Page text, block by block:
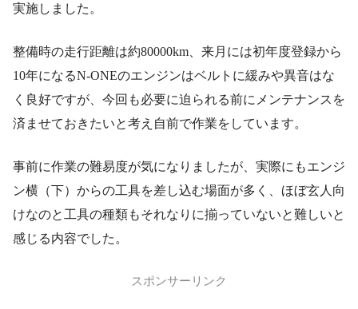
実施しました。
整備時の走行距離は約80000km、来月には初年度登録から
10年になるN-ONEのエンジンはベルトに緩みや異音はな
く良好ですが、今回も必要に迫られる前にメンテナンスを
済ませておきたいと考え自前で作業をしています。
事前に作業の難易度が気になりましたが、実際にもエンジ
ン横（下）からの工具を差し込む場面が多く、ほぼ玄人向
けなのと工具の種類もそれなりに揃っていないと難しいと
感じる内容でした。
スポンサーリンク